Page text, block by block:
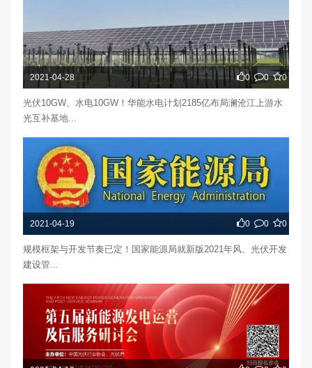
2021-04-28 0 0 0
光伏10GW、水电10GW！华能水电计划2185亿布局澜沧江上游水
光互补基地...
2021-04-19 0 0 0
规模框架与开发节奏已定！国家能源局就新版2021年风、光伏开发
建设管...